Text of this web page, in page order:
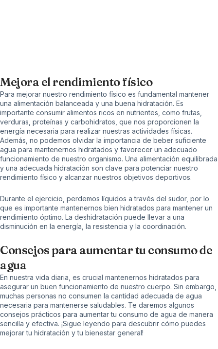
Mejora el rendimiento físico
Para mejorar nuestro rendimiento físico es fundamental mantener
una alimentación balanceada y una buena hidratación. Es
importante consumir alimentos ricos en nutrientes, como frutas,
verduras, proteínas y carbohidratos, que nos proporcionen la
energía necesaria para realizar nuestras actividades físicas.
Además, no podemos olvidar la importancia de beber suficiente
agua para mantenernos hidratados y favorecer un adecuado
funcionamiento de nuestro organismo. Una alimentación equilibrada
y una adecuada hidratación son clave para potenciar nuestro
rendimiento físico y alcanzar nuestros objetivos deportivos.
Durante el ejercicio, perdemos líquidos a través del sudor, por lo
que es importante mantenernos bien hidratados para mantener un
rendimiento óptimo. La deshidratación puede llevar a una
disminución en la energía, la resistencia y la coordinación.
Consejos para aumentar tu consumo de
agua
En nuestra vida diaria, es crucial mantenernos hidratados para
asegurar un buen funcionamiento de nuestro cuerpo. Sin embargo,
muchas personas no consumen la cantidad adecuada de agua
necesaria para mantenerse saludables. Te daremos algunos
consejos prácticos para aumentar tu consumo de agua de manera
sencilla y efectiva. ¡Sigue leyendo para descubrir cómo puedes
mejorar tu hidratación y tu bienestar general!